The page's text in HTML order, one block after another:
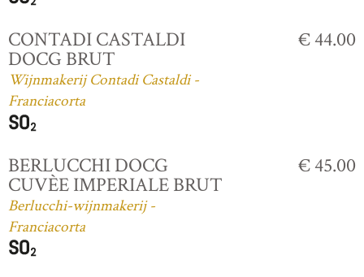
CONTADI CASTALDI
DOCG BRUT
Wijnmakerij Contadi Castaldi -
Franciacorta
€ 44.00
BERLUCCHI DOCG
CUVÈE IMPERIALE BRUT
Berlucchi-wijnmakerij -
Franciacorta
€ 45.00